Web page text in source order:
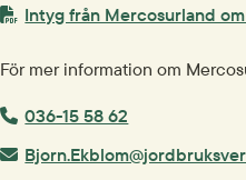
PDF-fil.
Intyg från Mercosurland
För mer information om
Telefonnummer:
036-15 58 62
E-post: